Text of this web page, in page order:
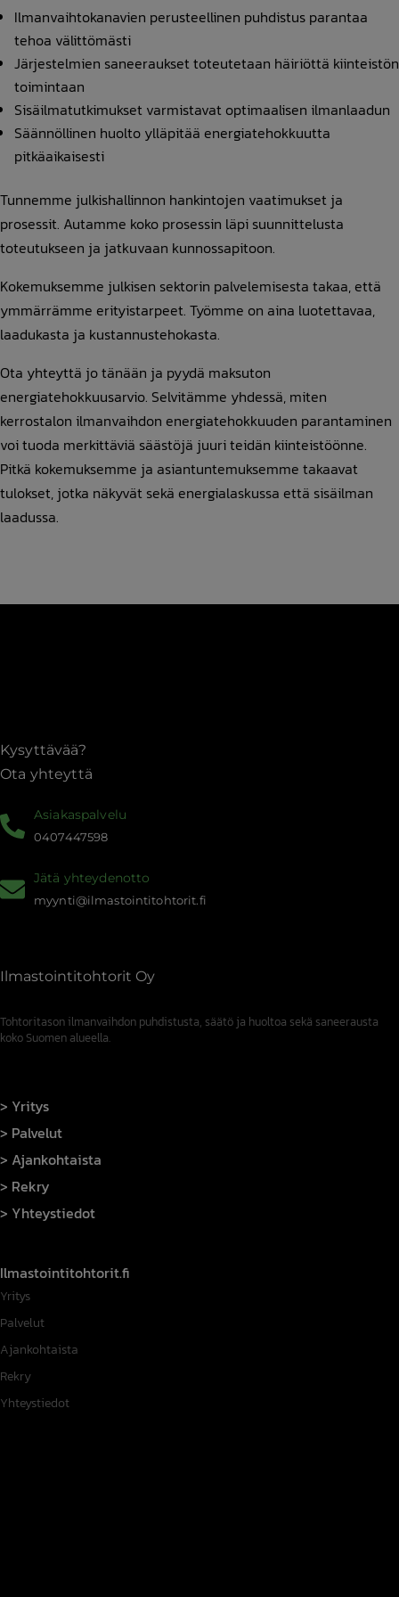
Ilmanvaihtokanavien perusteellinen puhdistus parantaa
tehoa välittömästi
Järjestelmien saneeraukset toteutetaan häiriöttä kiinteistön
toimintaan
Sisäilmatutkimukset varmistavat optimaalisen ilmanlaadun
Säännöllinen huolto ylläpitää energiatehokkuutta
pitkäaikaisesti
Tunnemme julkishallinnon hankintojen vaatimukset ja
prosessit. Autamme koko prosessin läpi suunnittelusta
toteutukseen ja jatkuvaan kunnossapitoon.
Kokemuksemme julkisen sektorin palvelemisesta takaa, että
ymmärrämme erityistarpeet. Työmme on aina luotettavaa,
laadukasta ja kustannustehokasta.
Ota yhteyttä jo tänään ja pyydä maksuton
energiatehokkuusarvio. Selvitämme yhdessä, miten
kerrostalon ilmanvaihdon energiatehokkuuden parantaminen
voi tuoda merkittäviä säästöjä juuri teidän kiinteistöönne.
Pitkä kokemuksemme ja asiantuntemuksemme takaavat
tulokset, jotka näkyvät sekä energialaskussa että sisäilman
laadussa.
Kysyttävää?
Ota yhteyttä
Asiakaspalvelu
0407447598
Jätä yhteydenotto
myynti@ilmastointitohtorit.fi
Ilmastointitohtorit Oy
Tohtoritason ilmanvaihdon puhdistusta, säätö ja huoltoa sekä saneerausta
koko Suomen alueella.
Yritys
Palvelut
Ajankohtaista
Rekry
Yhteystiedot
Ilmastointitohtorit.fi
Yritys
Palvelut
Ajankohtaista
Rekry
Yhteystiedot